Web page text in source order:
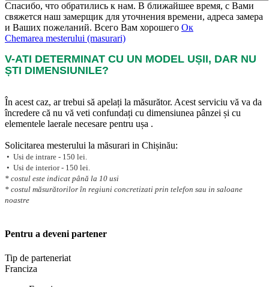
Спасибо, что обратились к нам. В ближайшее время, с Вами
свяжется наш замерщик для уточнения времени, адреса замера
и Ваших пожеланий. Всего Вам хорошего Ок
Chemarea mesterului (masurari)
V-ATI DETERMINAT CU UN MODEL UȘII, DAR NU
ȘTI DIMENSIUNILE?
În acest caz, ar trebui să apelați la măsurător. Acest serviciu vă va da
încredere că nu vă veti confundați cu dimensiunea pânzei și cu
elementele laerale necesare pentru ușa .
Solicitarea mesterului la măsurari in Chișinău:
• Usi de intrare - 150 lei.
• Usi de interior - 150 lei.
* costul este indicat până la 10 usi
* costul măsurătorilor în regiuni concretizati prin telefon sau in saloane
noastre
Pentru a deveni partener
Tip de parteneriat
Franciza